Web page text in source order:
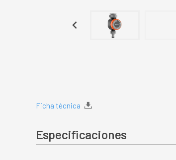
Ficha técnica
Especificaciones